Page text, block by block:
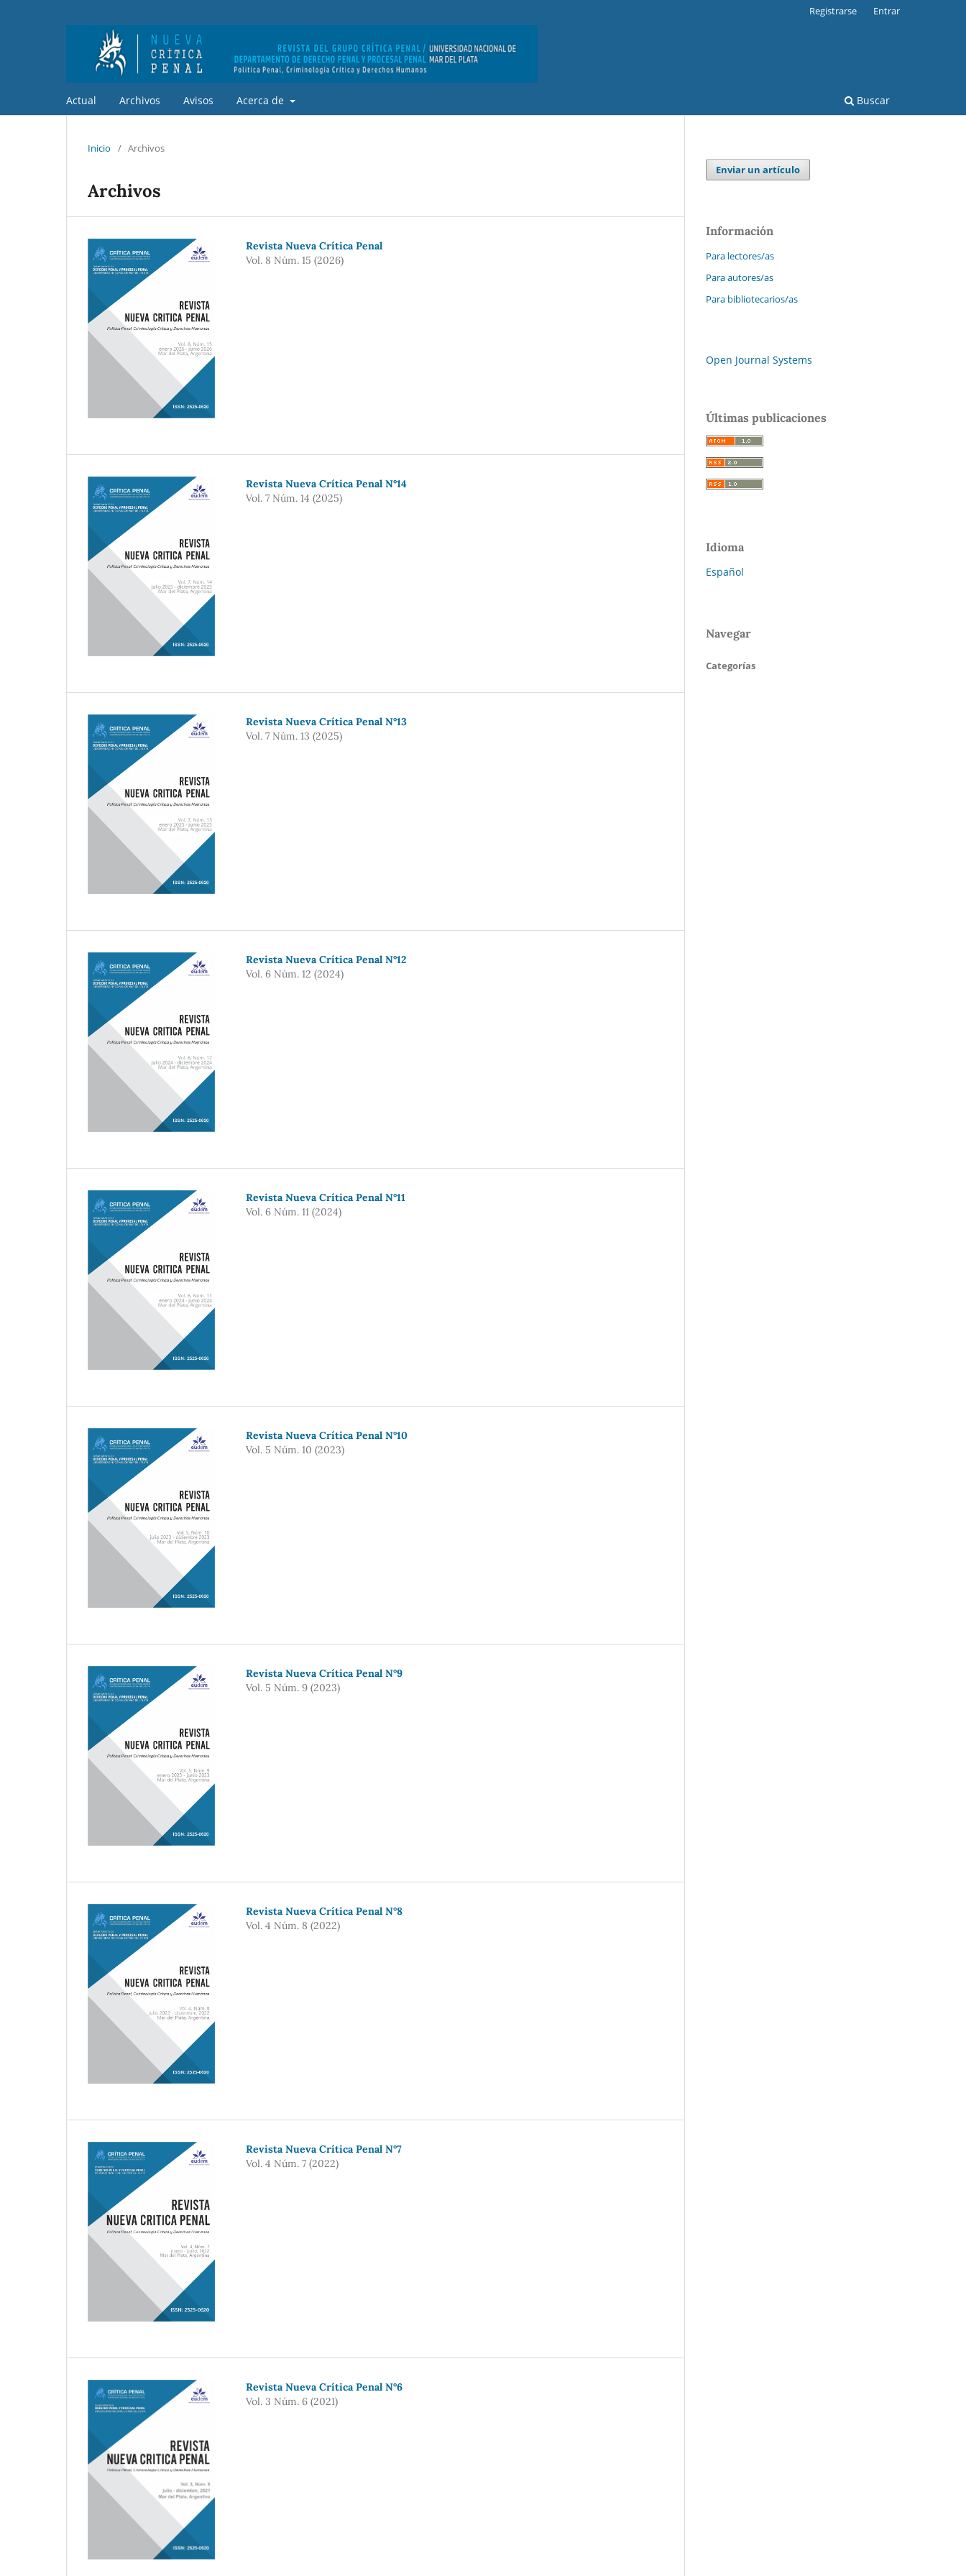
Actual Archivos Avisos Acerca de Buscar
Registrarse Entrar
Inicio / Archivos
Archivos
Revista Nueva Crí­tica Penal
Vol. 8 Núm. 15 (2026)
Revista Nueva Crí­tica Penal N°14
Vol. 7 Núm. 14 (2025)
Revista Nueva Crí­tica Penal N°13
Vol. 7 Núm. 13 (2025)
Revista Nueva Crí­tica Penal N°12
Vol. 6 Núm. 12 (2024)
Revista Nueva Crí­tica Penal N°11
Vol. 6 Núm. 11 (2024)
Revista Nueva Crí­tica Penal N°10
Vol. 5 Núm. 10 (2023)
Revista Nueva Crí­tica Penal N°9
Vol. 5 Núm. 9 (2023)
Revista Nueva Crí­tica Penal N°8
Vol. 4 Núm. 8 (2022)
Revista Nueva Crítica Penal N°7
Vol. 4 Núm. 7 (2022)
Revista Nueva Crítica Penal N°6
Vol. 3 Núm. 6 (2021)
Enviar un artículo
Información
Para lectores/as
Para autores/as
Para bibliotecarios/as
Open Journal Systems
Últimas publicaciones
Idioma
Español
Navegar
Categorías